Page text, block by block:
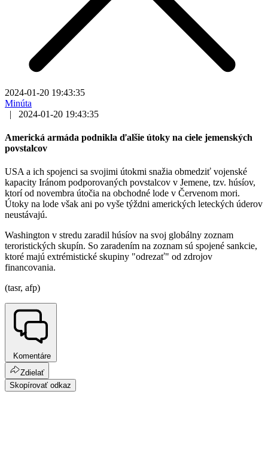
2024-01-20 19:43:35
Minúta
|
2024-01-20 19:43:35
Americká armáda podnikla ďalšie útoky na ciele jemenských
povstalcov
USA a ich spojenci sa svojimi útokmi snažia obmedziť vojenské
kapacity Iránom podporovaných povstalcov v Jemene, tzv. húsíov,
ktorí od novembra útočia na obchodné lode v Červenom mori.
Útoky na lode však ani po vyše týždni amerických leteckých úderov
neustávajú.
Washington v stredu zaradil húsíov na svoj globálny zoznam
teroristických skupín. So zaradením na zoznam sú spojené sankcie,
ktoré majú extrémistické skupiny "odrezať" od zdrojov
financovania.
(tasr, afp)
Komentáre
Zdielať
Skopírovať odkaz